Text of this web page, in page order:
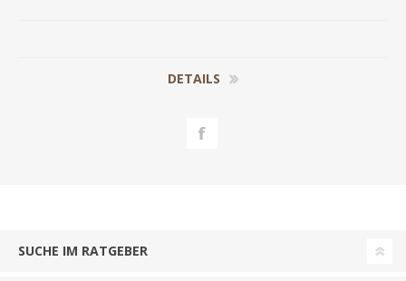
DETAILS
SUCHE IM RATGEBER